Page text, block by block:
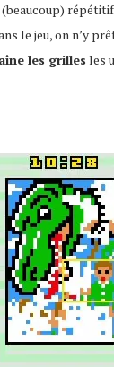
(beaucoup)
le jeu, on n’y
les grilles les